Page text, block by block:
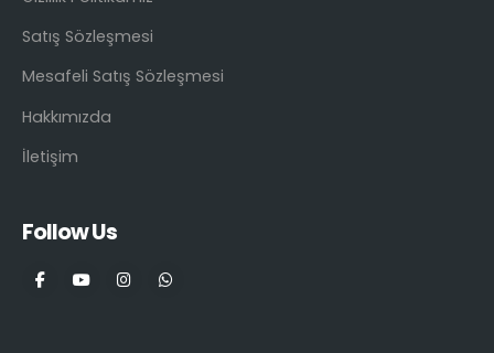
Satış Sözleşmesi
Mesafeli Satış Sözleşmesi
Hakkımızda
İletişim
Follow Us